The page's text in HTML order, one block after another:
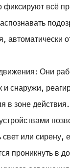
фиксируют всё
автоматически
Они
и снаружи,
в зоне
свет или сирену,
проникнуть в